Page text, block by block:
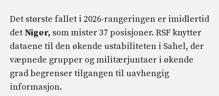
Det største fallet i 2026-rangeringen er imidlertid
det Niger, som mister 37 posisjoner. RSF knytter
dataene til den økende ustabiliteten i Sahel, der
væpnede grupper og militærjuntaer i økende
grad begrenser tilgangen til uavhengig
informasjon.